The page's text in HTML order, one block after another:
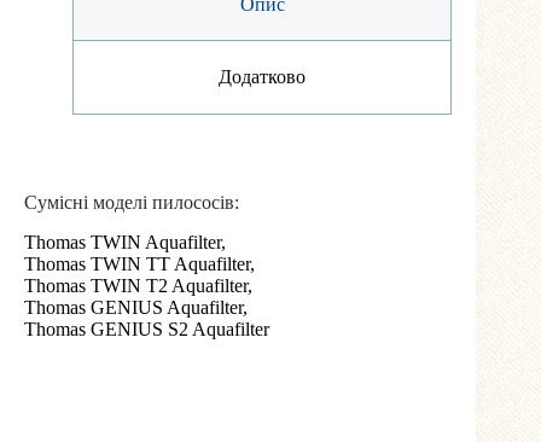
Додатково
Сумісні моделі пилососів:
Thomas TWIN Aquafilter,
Thomas TWIN TT Aquafilter,
Thomas TWIN T2 Aquafilter,
Thomas GENIUS Aquafilter,
Thomas GENIUS S2 Aquafilter